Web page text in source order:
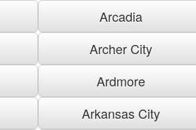
Arcadia
Archer City
Ardmore
Arkansas City